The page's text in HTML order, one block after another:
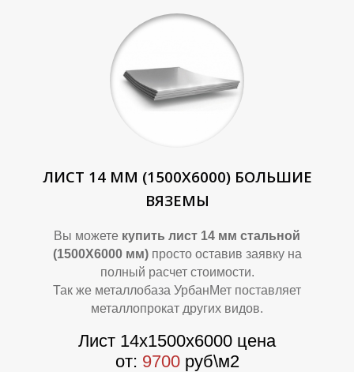
О
ЛИСТ 14 ММ (1500Х6000) БОЛЬШИЕ
ВЯЗЕМЫ
Вы можете купить лист 14 мм стальной
(1500Х6000 мм) просто оставив заявку на
полный расчет стоимости.
Так же металлобаза УрбанМет поставляет
металлопрокат других видов.
Лист 14х1500х6000 цена
от: 9700 руб\м2
О